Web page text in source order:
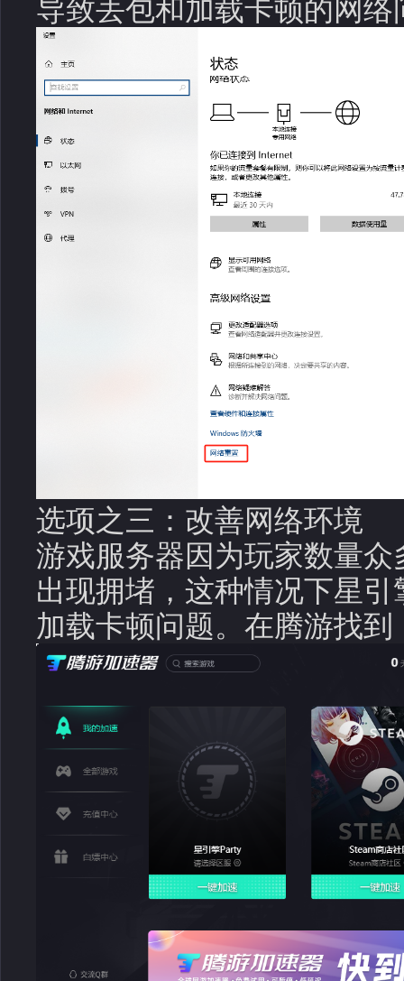
导致丢包和加载卡顿的网络
选项之三：改善网络环境
游戏服务器因为玩家数量
出现拥堵，这种情况下星引
加载卡顿问题。在腾游找到